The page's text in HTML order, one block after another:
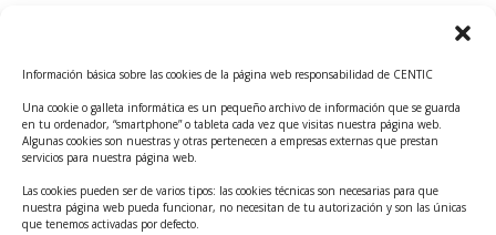
Información básica sobre las cookies de la página web responsabilidad de CENTIC
Una cookie o galleta informática es un pequeño archivo de información que se guarda
en tu ordenador, “smartphone” o tableta cada vez que visitas nuestra página web.
Algunas cookies son nuestras y otras pertenecen a empresas externas que prestan
servicios para nuestra página web.
Las cookies pueden ser de varios tipos: las cookies técnicas son necesarias para que
nuestra página web pueda funcionar, no necesitan de tu autorización y son las únicas
que tenemos activadas por defecto.
Tecnológicos 2ª ed.
Ayudas INFO para el apoyo a las empresas
innovadoras con potencial tecnológico y escalables
Convocatoria Cheque de Innovación. Ayudas INFO
para la contratación de servicios de Innovación y
Competitividad